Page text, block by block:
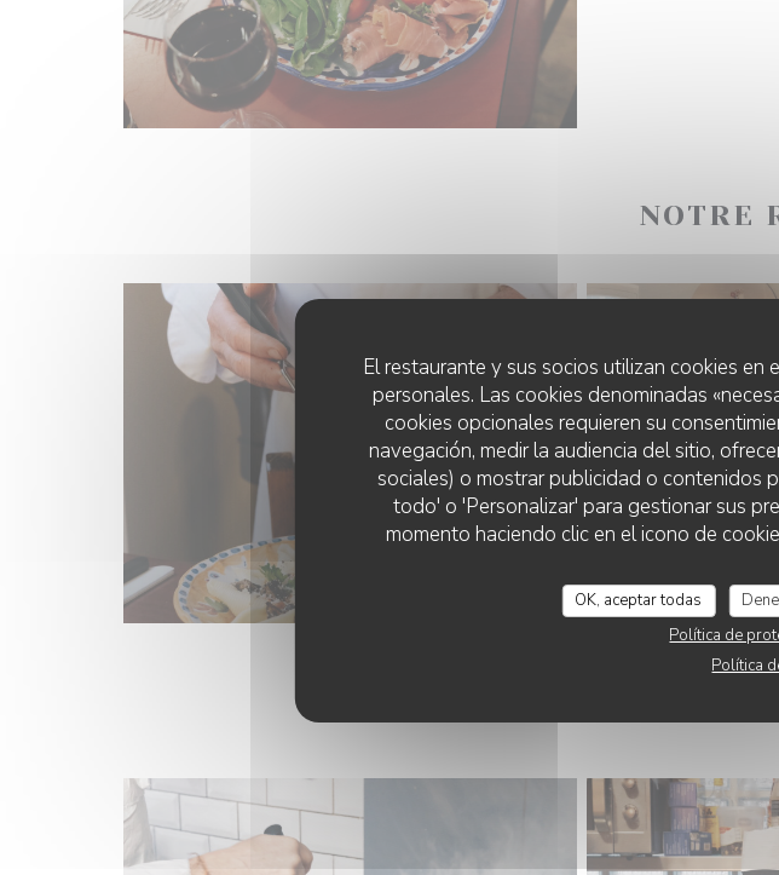
El restaurante y sus socios utilizan cookies
personales. Las cookies denominadas
cookies opcionales requieren su
navegación, medir la audiencia del sitio,
sociales) o mostrar publicidad o contenidos
todo' o 'Personalizar' para gestionar sus
momento haciendo clic en el icono de
OK, aceptar todas
Política de
Política
NOTRE